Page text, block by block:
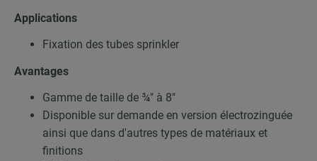
Applications
Fixation des tubes sprinkler
Avantages
Gamme de taille de ¾″ à 8″
Disponible sur demande en version électrozinguée
ainsi que dans d'autres types de matériaux et
finitions